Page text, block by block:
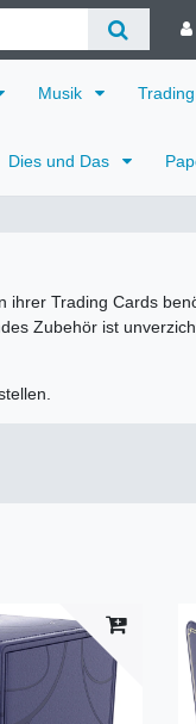
Musik
Dies und Das
Trading Cards
Zubehör ist